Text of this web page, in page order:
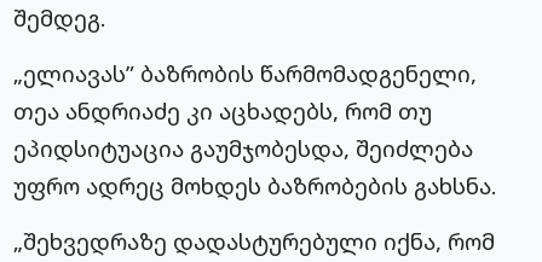
შემდეგ.
„ელიავას” ბაზრობის წარმომადგენელი,
თეა ანდრიაძე კი აცხადებს, რომ თუ
ეპიდსიტუაცია გაუმჯობესდა, შეიძლება
უფრო ადრეც მოხდეს ბაზრობების გახსნა.
„შეხვედრაზე დადასტურებული იქნა, რომ